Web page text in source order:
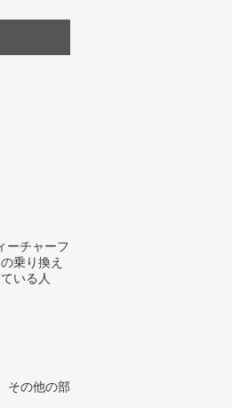
ーチャーフ
乗り換え
いる人
その他の部